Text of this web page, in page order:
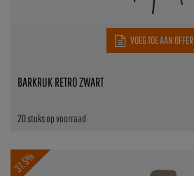
VOEG TOE AAN
20 stuks op voorraad
BARKRUK RETRO ZWART
37.5%